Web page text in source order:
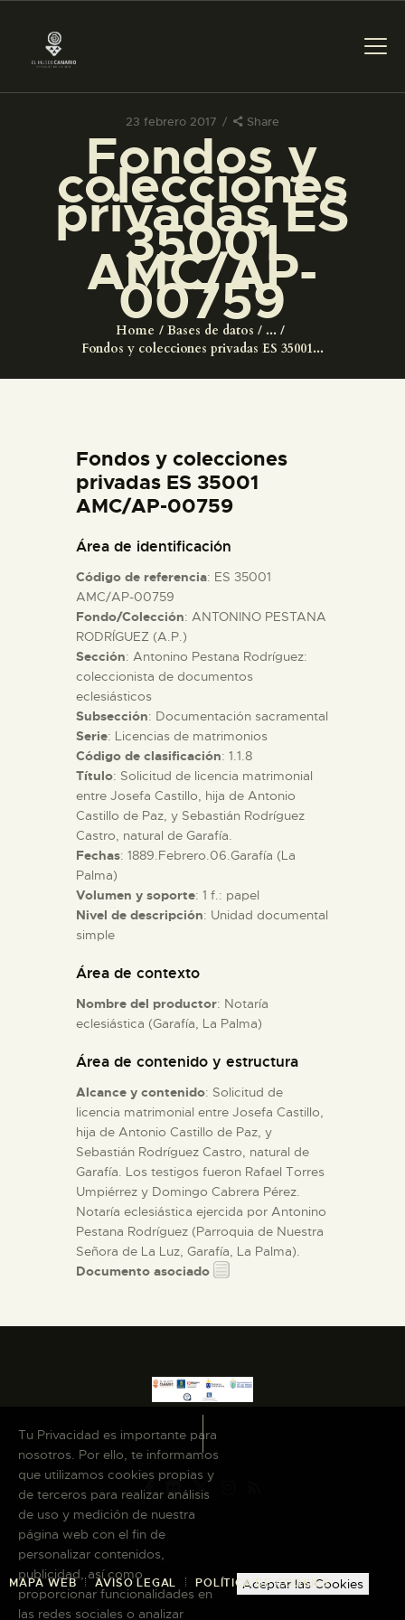
23 febrero 2017 Share
Fondos y
colecciones
privadas ES
35001
AMC/AP-
00759
Home Bases de datos
...
Fondos y colecciones privadas ES 35001...
PREPARAR LA VISITA
ACTIVIDADES
█
EL MUSEO
ESPAÑOL
ACTIVIDADES
█
EL MUSEO
COLECCIONES
DIDÁCTICA
ESPAÑOL
Fondos y colecciones
privadas ES 35001
AMC/AP-00759
Área de identificación
Código de referencia: ES 35001
AMC/AP-00759
Fondo/Colección: ANTONINO PESTANA
RODRÍGUEZ (A.P.)
Sección: Antonino Pestana Rodríguez:
coleccionista de documentos
eclesiásticos
Subsección: Documentación sacramental
Serie: Licencias de matrimonios
Código de clasificación: 1.1.8
Título: Solicitud de licencia matrimonial
entre Josefa Castillo, hija de Antonio
Castillo de Paz, y Sebastián Rodríguez
Castro, natural de Garafía.
Fechas: 1889.Febrero.06.Garafía (La
Palma)
Volumen y soporte: 1 f.: papel
Nivel de descripción: Unidad documental
simple
Área de contexto
Nombre del productor: Notaría
eclesiástica (Garafía, La Palma)
Área de contenido y estructura
Alcance y contenido: Solicitud de
licencia matrimonial entre Josefa Castillo,
hija de Antonio Castillo de Paz, y
Sebastián Rodríguez Castro, natural de
Garafía. Los testigos fueron Rafael Torres
Umpiérrez y Domingo Cabrera Pérez.
Notaría eclesiástica ejercida por Antonino
Pestana Rodríguez (Parroquia de Nuestra
Señora de La Luz, Garafía, La Palma).
Documento asociado
MAPA WEB AVISO LEGAL POLÍTICA DE COOKIES
Tu Privacidad es importante para
nosotros. Por ello, te informamos
que utilizamos cookies propias y
de terceros para realizar análisis
de uso y medición de nuestra
página web con el fin de
personalizar contenidos,
publicidad, así como
proporcionar funcionalidades en
las redes sociales o analizar
Aceptar las Cookies